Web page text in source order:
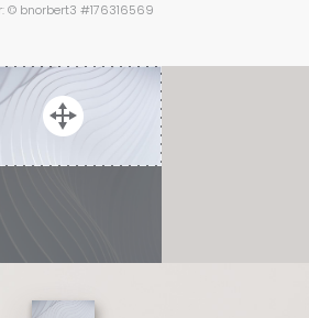
© bnorbert3 #176316569